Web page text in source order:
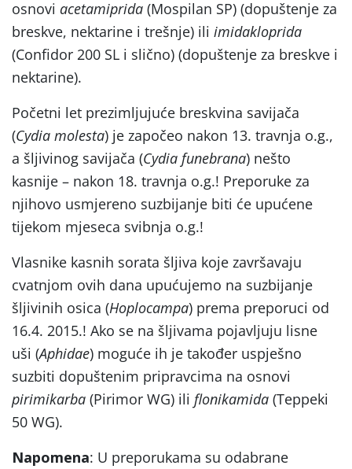
osnovi acetamiprida (Mospilan SP) (dopuštenje za
breskve, nektarine i trešnje) ili imidakloprida
(Confidor 200 SL i slično) (dopuštenje za breskve i
nektarine).
Početni let prezimljujuće breskvina savijača
(Cydia molesta) je započeo nakon 13. travnja o.g.,
a šljivinog savijača (Cydia funebrana) nešto
kasnije – nakon 18. travnja o.g.! Preporuke za
njihovo usmjereno suzbijanje biti će upućene
tijekom mjeseca svibnja o.g.!
Vlasnike kasnih sorata šljiva koje završavaju
cvatnjom ovih dana upućujemo na suzbijanje
šljivinih osica (Hoplocampa) prema preporuci od
16.4. 2015.! Ako se na šljivama pojavljuju lisne
uši (Aphidae) moguće ih je također uspješno
suzbiti dopuštenim pripravcima na osnovi
pirimikarba (Pirimor WG) ili flonikamida (Teppeki
50 WG).
Napomena: U preporukama su odabrane